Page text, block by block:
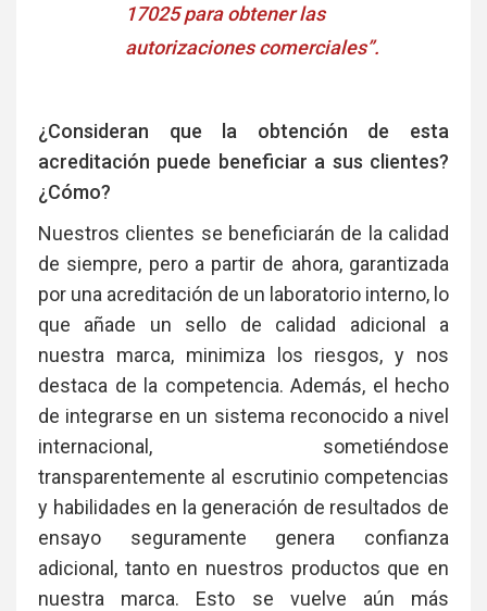
17025 para obtener las
autorizaciones comerciales”.
¿Consideran que la obtención de esta
acreditación puede beneficiar a sus clientes?
¿Cómo?
Nuestros clientes se beneficiarán de la calidad
de siempre, pero a partir de ahora, garantizada
por una acreditación de un laboratorio interno, lo
que añade un sello de calidad adicional a
nuestra marca, minimiza los riesgos, y nos
destaca de la competencia. Además, el hecho
de integrarse en un sistema reconocido a nivel
internacional, sometiéndose
transparentemente al escrutinio competencias
y habilidades en la generación de resultados de
ensayo seguramente genera confianza
adicional, tanto en nuestros productos que en
nuestra marca. Esto se vuelve aún más